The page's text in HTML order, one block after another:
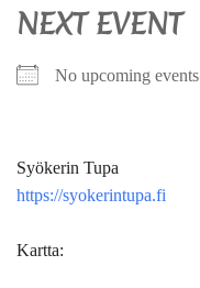
NEXT EVENT
No upcoming events
Syökerin Tupa
https://syokerintupa.fi
Kartta: